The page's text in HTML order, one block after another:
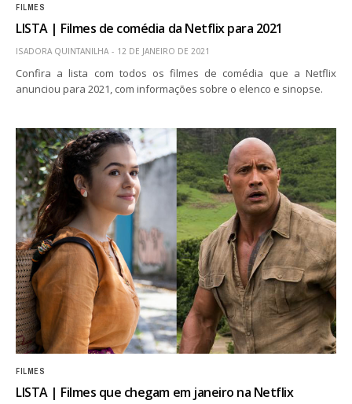
FILMES
LISTA | Filmes de comédia da Netflix para 2021
ISADORA QUINTANILHA 12 DE JANEIRO DE 2021
Confira a lista com todos os filmes de comédia que a Netflix
anunciou para 2021, com informações sobre o elenco e sinopse.
FILMES
LISTA | Filmes que chegam em janeiro na Netflix